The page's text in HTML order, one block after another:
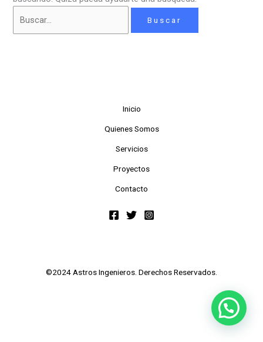
Inicio
Quienes Somos
Servicios
Proyectos
Contacto
©2024 Astros Ingenieros. Derechos Reservados.